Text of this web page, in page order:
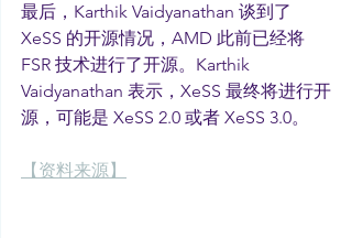
最后，Karthik Vaidyanathan 谈到了
XeSS 的开源情况，AMD 此前已经将
FSR 技术进行了开源。Karthik
Vaidyanathan 表示，XeSS 最终将进行开
源，可能是 XeSS 2.0 或者 XeSS 3.0。
【资料来源】